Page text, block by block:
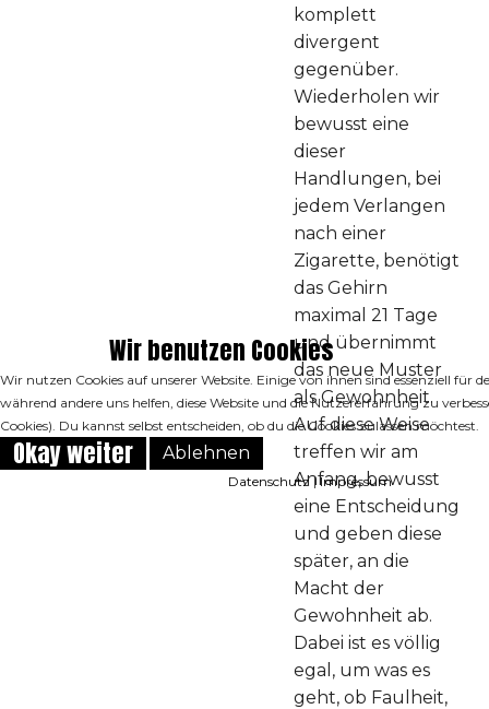
komplett
divergent
gegenüber.
Wiederholen wir
bewusst eine
dieser
Handlungen, bei
jedem Verlangen
nach einer
Zigarette, benötigt
das Gehirn
maximal 21 Tage
und übernimmt
das neue Muster
als Gewohnheit.
Auf diese Weise
treffen wir am
Anfang, bewusst
eine Entscheidung
und geben diese
später, an die
Macht der
Gewohnheit ab.
Dabei ist es völlig
egal, um was es
geht, ob Faulheit,
Wir benutzen Cookies
Wir nutzen Cookies auf unserer Website. Einige von ihnen sind essenziell für
während andere uns helfen, diese Website und die Nutzererfahrung zu
Cookies). Du kannst selbst entscheiden, ob du die Cookies zulassen möchtest.
Okay weiter Ablehnen
Datenschutz|Impressum